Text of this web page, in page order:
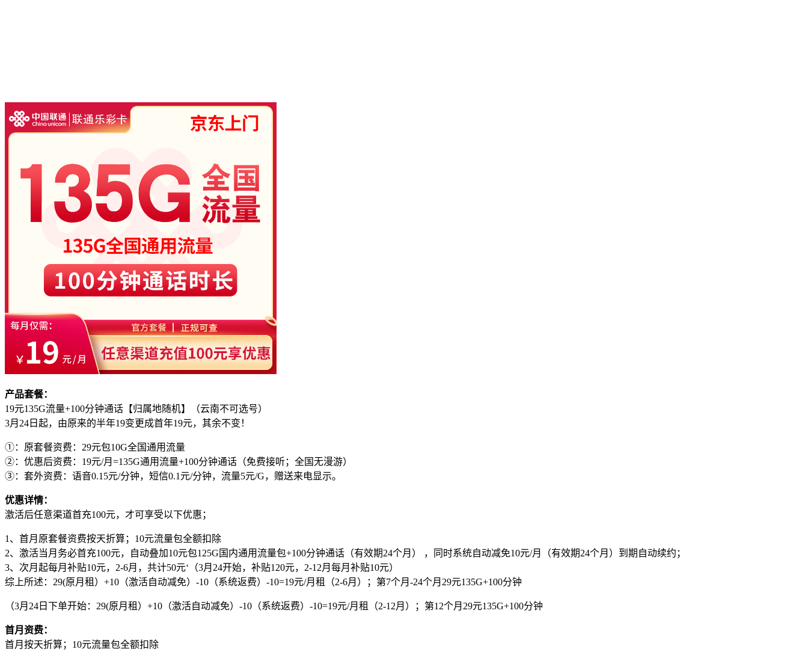
产品套餐：
19元135G流量+100分钟通话【归属地随机】（云南不可选号）
3月24日起，由原来的半年19变更成首年19元，其余不变！
①：原套餐资费：29元包10G全国通用流量
②：优惠后资费：19元/月=135G通用流量+100分钟通话（免费接听；全国无漫游）
③：套外资费：语音0.15元/分钟，短信0.1元/分钟，流量5元/G，赠送来电显示。
优惠详情：
激活后任意渠道首充100元，才可享受以下优惠；
1、首月原套餐资费按天折算；10元流量包全额扣除
2、激活当月务必首充100元，自动叠加10元包125G国内通用流量包+100分钟通话（有效期24个月） ，同时系统自动减免10元/月（有效期24个月）到期自动续约；
3、次月起每月补贴10元，2-6月，共计50元‘（3月24开始，补贴120元，2-12月每月补贴10元）
综上所述：29(原月租）+10（激活自动减免）-10（系统返费）-10=19元/月租（2-6月）；第7个月-24个月29元135G+100分钟
（3月24日下单开始：29(原月租）+10（激活自动减免）-10（系统返费）-10=19元/月租（2-12月）；第12个月29元135G+100分钟
首月资费：
首月按天折算；10元流量包全额扣除